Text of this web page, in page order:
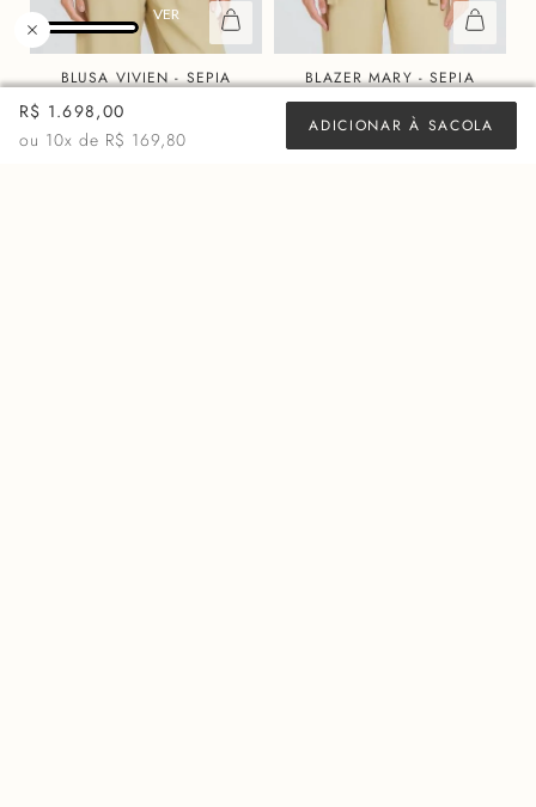
BLUSA VIVIEN - SEPIA
R$
ou 10x deR$ 87,80
BLAZER MARY - SEPIA
R$ 2.598,00
ou 10x de R$ 259,80
R$ 1.698,00
ou 10x de R$ 169,80
ADICIONAR À SACOLA